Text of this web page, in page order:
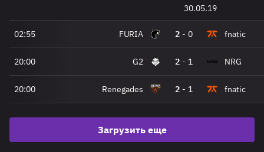
30.05.19
02:55 FURIA 2 - 0 fnatic
20:00 G2 2 - 1 NRG
20:00 Renegades 2 - 1 fnatic
Загрузить еще